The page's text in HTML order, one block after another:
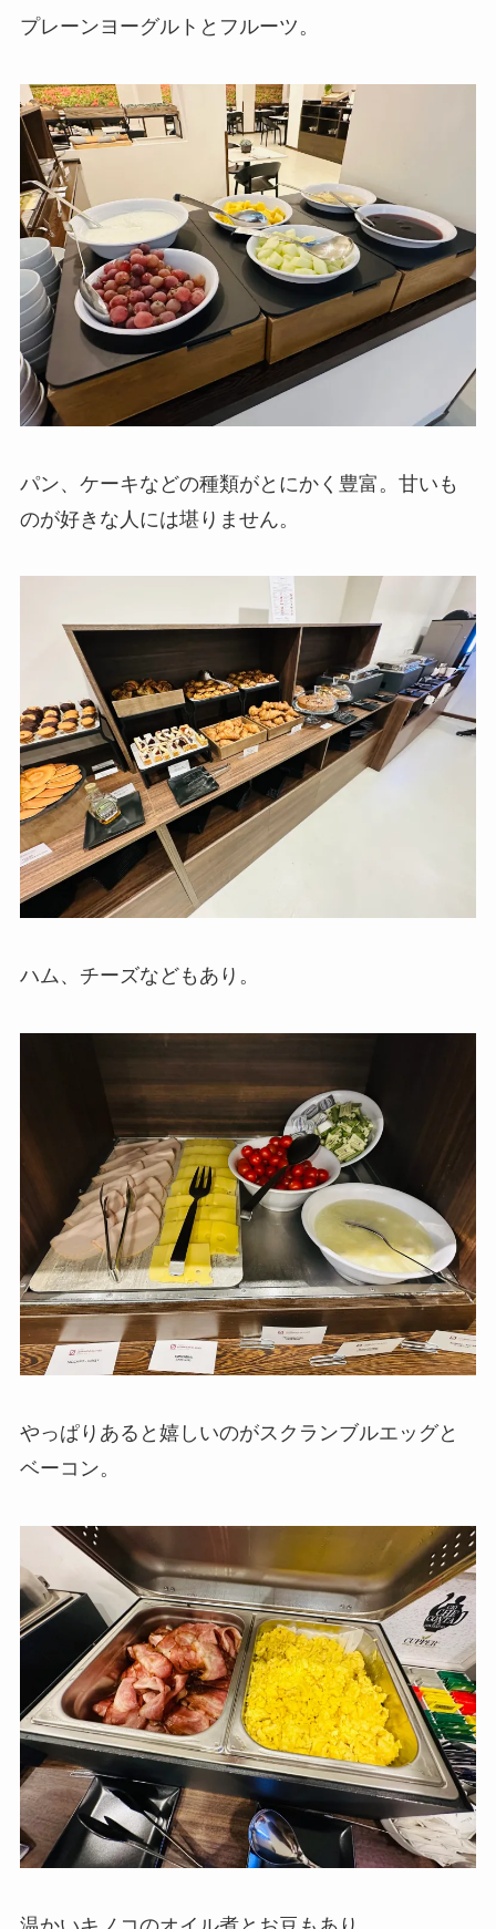
プレーンヨーグルトとフルーツ。
パン、ケーキなどの種類がとにかく豊富。甘いも
のが好きな人には堪りません。
ハム、チーズなどもあり。
やっぱりあると嬉しいのがスクランブルエッグと
ベーコン。